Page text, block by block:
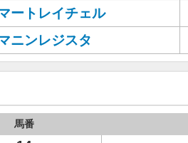
ートレイチェル
ニンレジスタ
馬番